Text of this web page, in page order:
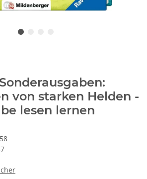
von starken Helden -
lesen lernen